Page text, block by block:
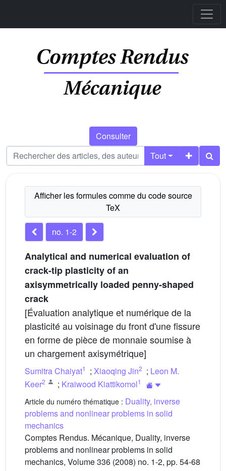
Consulter
Tout
no. 1-2
Analytical and numerical evaluation of
crack-tip plasticity of an
axisymmetrically loaded penny-shaped
crack
[Évaluation analytique et numérique de la
plasticité au voisinage du front d'une fissure
en forme de pièce de monnaie soumise à
un chargement axisymétrique]
Sumitra Chaiyat1 ; Xiaoqing Jin2 ; Leon M.
Keer2 ; Kraiwood Kiattikomol1
Article du numéro thématique : Duality, inverse
problems and nonlinear problems in solid
mechanics
Comptes Rendus. Mécanique, Duality, inverse
problems and nonlinear problems in solid
mechanics, Volume 336 (2008) no. 1-2, pp. 54-68